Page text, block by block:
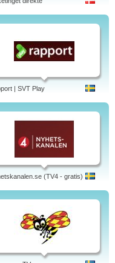
| SVT Play
(TV4 - gratis)